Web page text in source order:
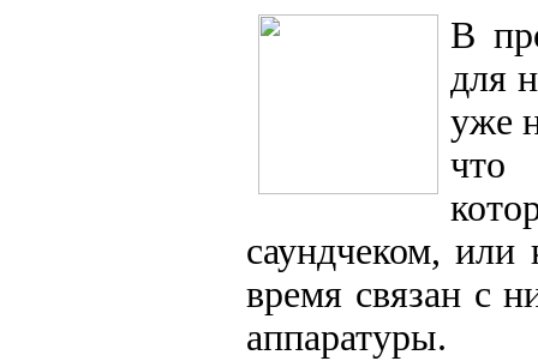
В
для
уже
что
саундчеком,
время связан с
аппаратуры.